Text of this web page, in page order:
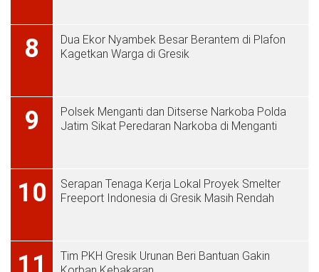
8
Dua Ekor Nyambek Besar Berantem di Plafon
Kagetkan Warga di Gresik
9
Polsek Menganti dan Ditserse Narkoba Polda
Jatim Sikat Peredaran Narkoba di Menganti
10
Serapan Tenaga Kerja Lokal Proyek Smelter
Freeport Indonesia di Gresik Masih Rendah
11
Tim PKH Gresik Urunan Beri Bantuan Gakin